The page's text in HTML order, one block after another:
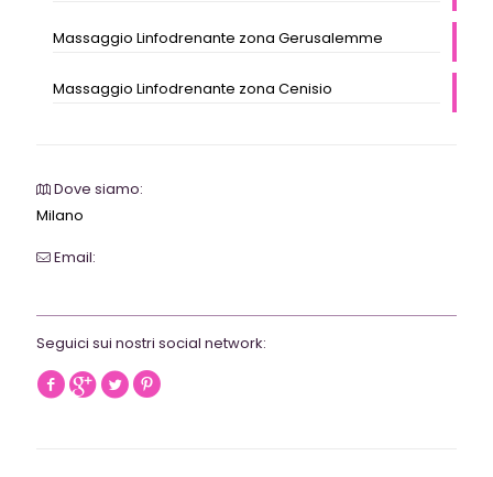
Massaggio Linfodrenante zona Gerusalemme
Massaggio Linfodrenante zona Cenisio
Dove siamo:
Milano
Email:
Seguici sui nostri social network: